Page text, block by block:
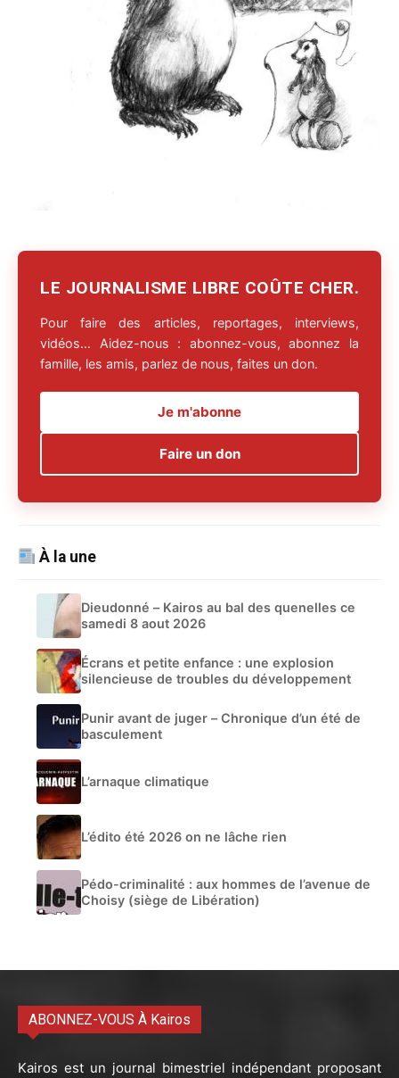
LE JOURNALISME LIBRE COÛTE CHER.
Pour faire des articles, reportages, interviews,
vidéos… Aidez-nous : abonnez-vous, abonnez la
famille, les amis, parlez de nous, faites un don.
Je m'abonne
Faire un don
À la une
Dieudonné – Kairos au bal des quenelles ce
samedi 8 aout 2026
Écrans et petite enfance : une explosion
silencieuse de troubles du développement
Punir avant de juger – Chronique d’un été de
basculement
L’arnaque climatique
L’édito été 2026 on ne lâche rien
Pédo-criminalité : aux hommes de l’avenue de
Choisy (siège de Libération)
ABONNEZ-VOUS À Kairos
Kairos est un journal bimestriel indépendant proposant